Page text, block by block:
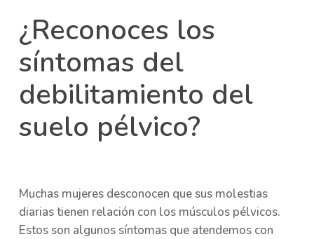
¿Reconoces los
síntomas del
debilitamiento del
suelo pélvico?
Muchas mujeres desconocen que sus molestias
diarias tienen relación con los músculos pélvicos.
Estos son algunos síntomas que atendemos con